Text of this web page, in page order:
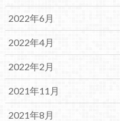
2022年6月
2022年4月
2022年2月
2021年11月
2021年8月